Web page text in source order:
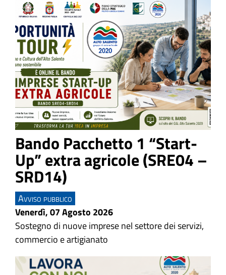
Bando Pacchetto 1 “Start-
Up” extra agricole (SRE04 –
SRD14)
Avviso pubblico
Venerdì, 07 Agosto 2026
Sostegno di nuove imprese nel settore dei servizi,
commercio e artigianato